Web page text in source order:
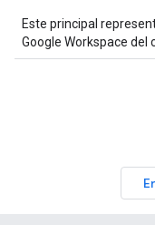
Este principal
Google Workspace del